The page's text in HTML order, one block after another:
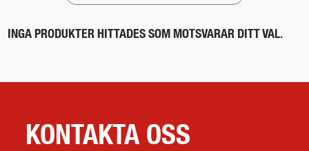
INGA PRODUKTER HITTADES SOM MOTSVARAR DITT VAL.
KONTAKTA OSS